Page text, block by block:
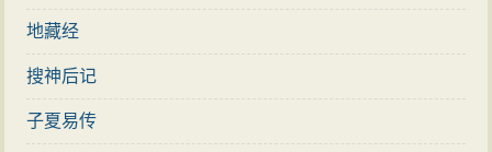
地藏经
搜神后记
子夏易传